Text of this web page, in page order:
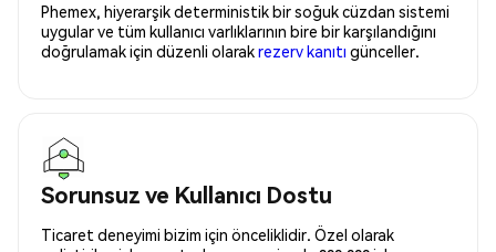
Phemex, hiyerarşik deterministik bir soğuk cüzdan sistemi
uygular ve tüm kullanıcı varlıklarının bire bir karşılandığını
doğrulamak için düzenli olarakrezerv kanıtı günceller.
Sorunsuz ve Kullanıcı Dostu
Ticaret deneyimi bizim için önceliklidir. Özel olarak